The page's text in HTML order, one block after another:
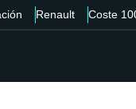
Renault Coste